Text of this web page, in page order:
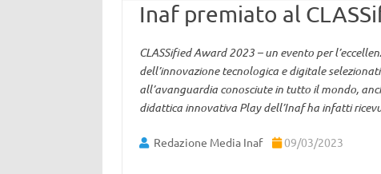
Inaf premiato al
CLASSified Award 2023 – un evento per
dell’innovazione tecnologica e digitale
all’avanguardia conosciute in tutto il mondo,
didattica innovativa Play dell’Inaf ha infatti
Redazione Media Inaf 09/03/2023